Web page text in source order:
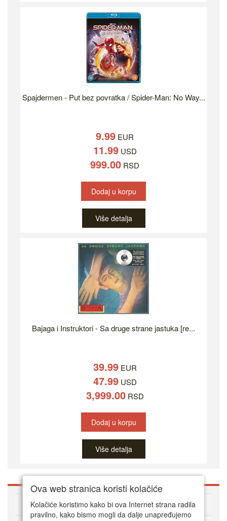
Spajdermen - Put bez povratka / Spider-Man: No Way...
9.99 EUR
11.99USD
999.00 RSD
Dodaj u korpu
Više detalja
Bajaga i Instruktori - Sa druge strane jastuka [re...
39.99EUR
47.99USD
3,999.00RSD
Dodaj u korpu
Više detalja
O DVD Zoni
Ova web stranica koristi kolačiće
Kolačiće koristimo kako bi ova Internet strana radila
pravilno, kako bismo mogli da dalje unapređujemo